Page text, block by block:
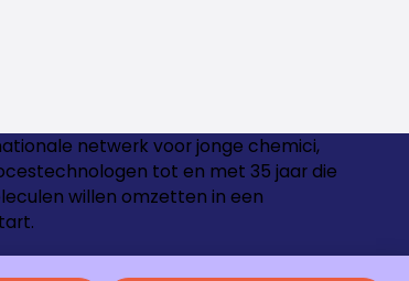
netwerk voor jonge chemici,
tot en met 35 jaar die
willen omzetten in een